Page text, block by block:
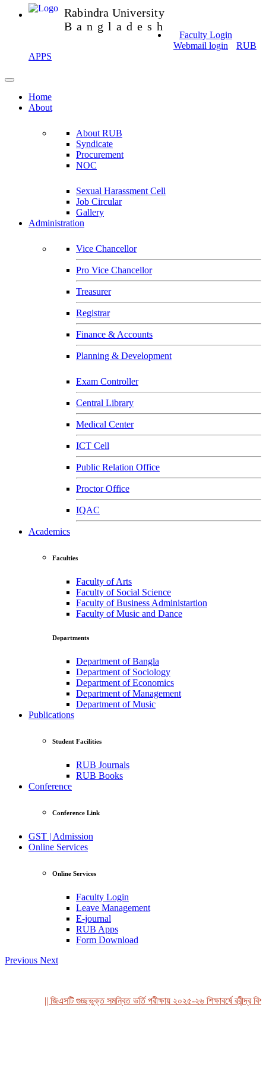
Rabindra University
Bangladesh
Faculty Login
Webmail login
RUB
APPS
Home
About
About RUB
Syndicate
Procurement
NOC
Sexual Harassment Cell
Job Circular
Gallery
Administration
Vice Chancellor
Pro Vice Chancellor
Treasurer
Registrar
Finance & Accounts
Planning & Development
Exam Controller
Central Library
Medical Center
ICT Cell
Public Relation Office
Proctor Office
IQAC
Academics
Faculties
Faculty of Arts
Faculty of Social Science
Faculty of Business Administartion
Faculty of Music and Dance
Departments
Department of Bangla
Department of Sociology
Department of Economics
Department of Management
Department of Music
Publications
Student Facilities
RUB Journals
RUB Books
Conference
Conference Link
GST | Admission
Online Services
Online Services
Faculty Login
Leave Management
E-journal
RUB Apps
Form Download
Previous Next
|| জিএসটি গুচ্ছভুক্ত সমন্বিত ভর্তি পরীক্ষায় ২০২৫-২৬ শিক্ষাবর্ষে রবীন্দ্র